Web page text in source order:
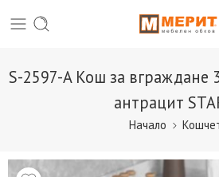
S-2597-A Кош за вграждане
антрацит
Начало